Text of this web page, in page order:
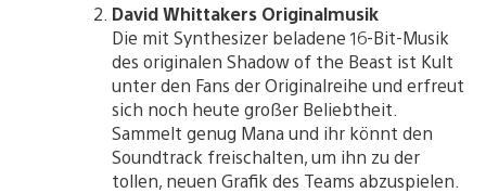
David Whittakers Originalmusik
Die mit Synthesizer beladene 16-Bit-Musik
des originalen Shadow of the Beast ist Kult
unter den Fans der Originalreihe und erfreut
sich noch heute großer Beliebtheit.
Sammelt genug Mana und ihr könnt den
Soundtrack freischalten, um ihn zu der
tollen, neuen Grafik des Teams abzuspielen.